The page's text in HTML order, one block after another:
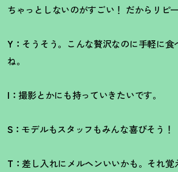
ちゃっとしないのがすごい ！ だからリピ
Y： そうそう。こんな贅沢なのに手軽に食
ね。
I： 撮影とかにも持っていきたいです。
S： モデルもスタッフもみんな喜びそう ！
T：差し入れにメルヘンいいかも。それ覚